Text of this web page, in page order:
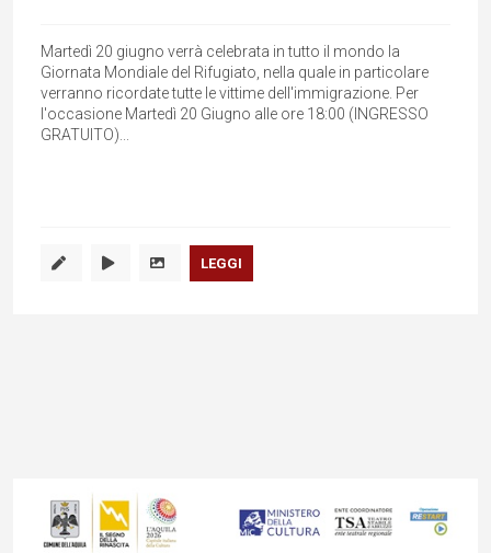
Martedì 20 giugno verrà celebrata in tutto il mondo la
Giornata Mondiale del Rifugiato, nella quale in particolare
verranno ricordate tutte le vittime dell'immigrazione. Per
l'occasione Martedì 20 Giugno alle ore 18:00 (INGRESSO
GRATUITO)...
LEGGI